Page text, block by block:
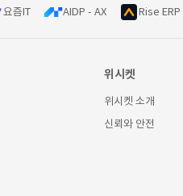
요즘IT AIDP - AX Rise ERP
위시켓
위시켓 소개
신뢰와 안전